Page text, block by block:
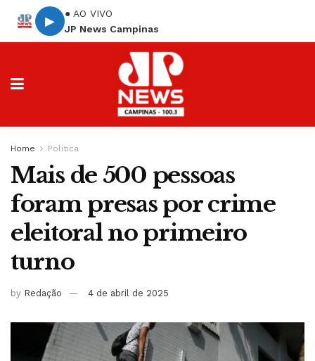
▶
● AO VIVO
JP News Campinas
Home Política
Mais de 500 pessoas
foram presas por crime
eleitoral no primeiro
turno
by Redação 4 de abril de 2025